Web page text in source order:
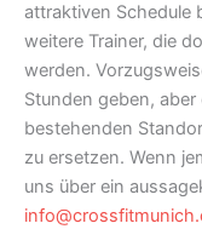
attraktiven Schedule
weitere Trainer, die
werden.
Stunden geben,
bestehenden
zu ersetzen. Wenn
uns über ein